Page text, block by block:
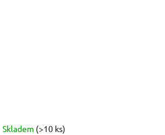
Skladem (>10 ks)